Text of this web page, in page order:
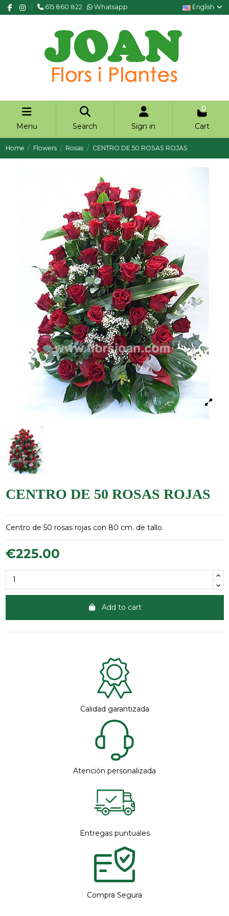
615 860 822 Whatsapp English
Menu Search Sign in
0
Cart
Home Flowers Rosas CENTRO DE 50 ROSAS ROJAS
CENTRO DE 50 ROSAS ROJAS
Centro de 50 rosas rojas con 80 cm. de tallo.
€225.00
Add to cart
Calidad garantizada
Atención personalizada
Entregas puntuales
Compra Segura